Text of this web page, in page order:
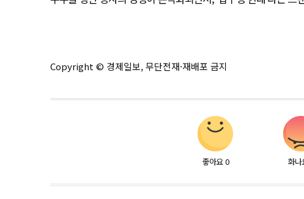
Copyright © 경제일보, 무단전재·재배포 금지
좋아요 0 화나